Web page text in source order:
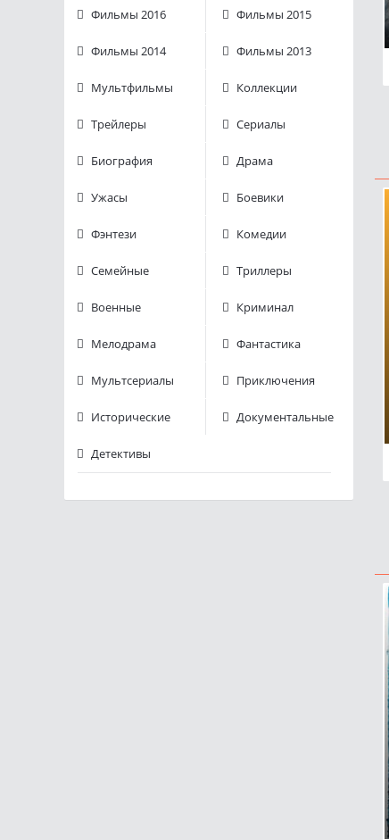
Фильмы 2016 Фильмы 2015
Фильмы 2014 Фильмы 2013
Мультфильмы Коллекции
Трейлеры Сериалы
Биография Драма
Ужасы Боевики
Фэнтези Комедии
Семейные Триллеры
Военные Криминал
Мелодрама Фантастика
Мультсериалы Приключения
Исторические Документальные
Детективы